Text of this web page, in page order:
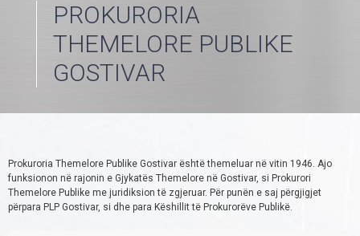
PROKURORIA
THEMELORE PUBLIKE
GOSTIVAR
Prokuroria Themelore Publike Gostivar është themeluar në vitin 1946. Ajo
funksionon në rajonin e Gjykatës Themelore në Gostivar, si Prokurori
Themelore Publike me juridiksion të zgjeruar. Për punën e saj përgjigjet
përpara PLP Gostivar, si dhe para Këshillit të Prokurorëve Publikë.